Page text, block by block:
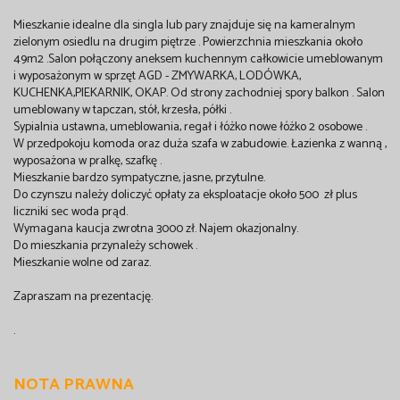
Mieszkanie idealne dla singla lub pary znajduje się na kameralnym
zielonym osiedlu na drugim piętrze . Powierzchnia mieszkania około
49m2 .Salon połączony aneksem kuchennym całkowicie umeblowanym
i wyposażonym w sprzęt AGD - ZMYWARKA, LODÓWKA,
KUCHENKA,PIEKARNIK, OKAP. Od strony zachodniej spory balkon . Salon
umeblowany w tapczan, stół, krzesła, półki .
Sypialnia ustawna, umeblowania, regał i łóżko nowe łóżko 2 osobowe .
W przedpokoju komoda oraz duża szafa w zabudowie. Łazienka z wanną ,
wyposażona w pralkę, szafkę .
Mieszkanie bardzo sympatyczne, jasne, przytulne.
Do czynszu należy doliczyć opłaty za eksploatacje około 500 zł plus
liczniki sec woda prąd.
Wymagana kaucja zwrotna 3000 zł. Najem okazjonalny.
Do mieszkania przynależy schowek .
Mieszkanie wolne od zaraz.
Zapraszam na prezentację.
.
NOTA PRAWNA